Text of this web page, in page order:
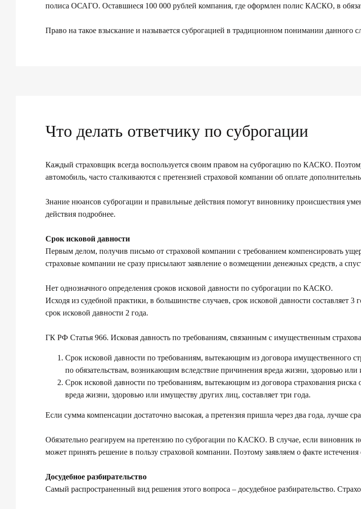
полиса ОСАГО. Оставшиеся 100 000 рублей компания, где оформлен полис КАСКО, в
Право на такое взыскание и называется суброгацией в традиционном понимании данного
Что делать ответчику по суброгации
Каждый страховщик всегда воспользуется своим правом на суброгацию по КАСКО.
автомобиль, часто сталкиваются с претензией страховой компании об оплате
Знание нюансов суброгации и правильные действия помогут виновнику происшествия
действия подробнее.
Срок исковой давности
Первым делом, получив письмо от страховой компании с требованием компенсировать
страховые компании не сразу присылают заявление о возмещении денежных средств, а
Нет однозначного определения сроков исковой давности по суброгации по КАСКО.
Исходя из судебной практики, в большинстве случаев, срок исковой давности составляет
срок исковой давности 2 года.
ГК РФ Статья 966. Исковая давность по требованиям, связанным с имущественным
Срок исковой давности по требованиям, вытекающим из договора имущественного
по обязательствам, возникающим вследствие причинения вреда жизни, здоровью или
Срок исковой давности по требованиям, вытекающим из договора страхования
вреда жизни, здоровью или имуществу других лиц, составляет три года.
Если сумма компенсации достаточно высокая, а претензия пришла через два года, лучше
Обязательно реагируем на претензию по суброгации по КАСКО. В случае, если виновник
может принять решение в пользу страховой компании. Поэтому заявляем о факте
Досудебное разбирательство
Самый распространенный вид решения этого вопроса – досудебное разбирательство.